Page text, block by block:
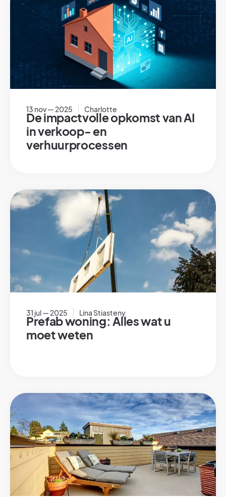
13 nov — 2025 Charlotte
De impactvolle opkomst van AI
in verkoop- en
verhuurprocessen
31 jul — 2025 Lina Stiasteny
Prefab woning: Alles wat u
moet weten